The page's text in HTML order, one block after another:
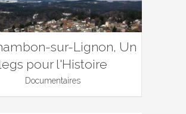
sur-Lignon, Un
pour l'Histoire
Documentaires